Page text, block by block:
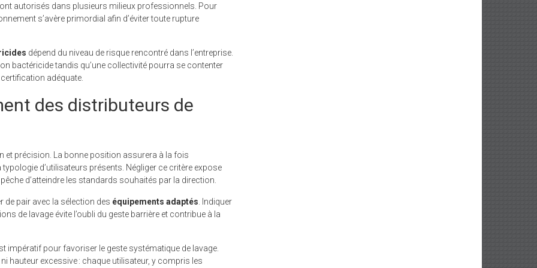
autorisés dans plusieurs milieux professionnels. Pour
s’avère primordial afin d’éviter toute rupture
dépend du niveau de risque rencontré dans l’entreprise.
bactéricide tandis qu’une collectivité pourra se contenter
adéquate.
des distributeurs de
et précision. La bonne position assurera à la fois
typologie d’utilisateurs présents. Négliger ce critère expose
d’atteindre les standards souhaités par la direction.
de pair avec la sélection des équipements adaptés . Indiquer
de lavage évite l’oubli du geste barrière et contribue à la
impératif pour favoriser le geste systématique de lavage.
hauteur excessive : chaque utilisateur, y compris les